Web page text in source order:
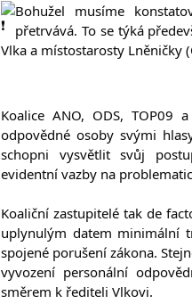
Bohužel musíme
přetrvává. To se týká
Vlka a místostarosty Lněničky
Koalice ANO, ODS, TOP09
odpovědné osoby svými
schopni vysvětlit svůj
evidentní vazby na
Koaliční zastupitelé tak de
uplynulým datem minimální
spojené porušení zákona.
vyvození personální
směrem k řediteli Vlkovi.